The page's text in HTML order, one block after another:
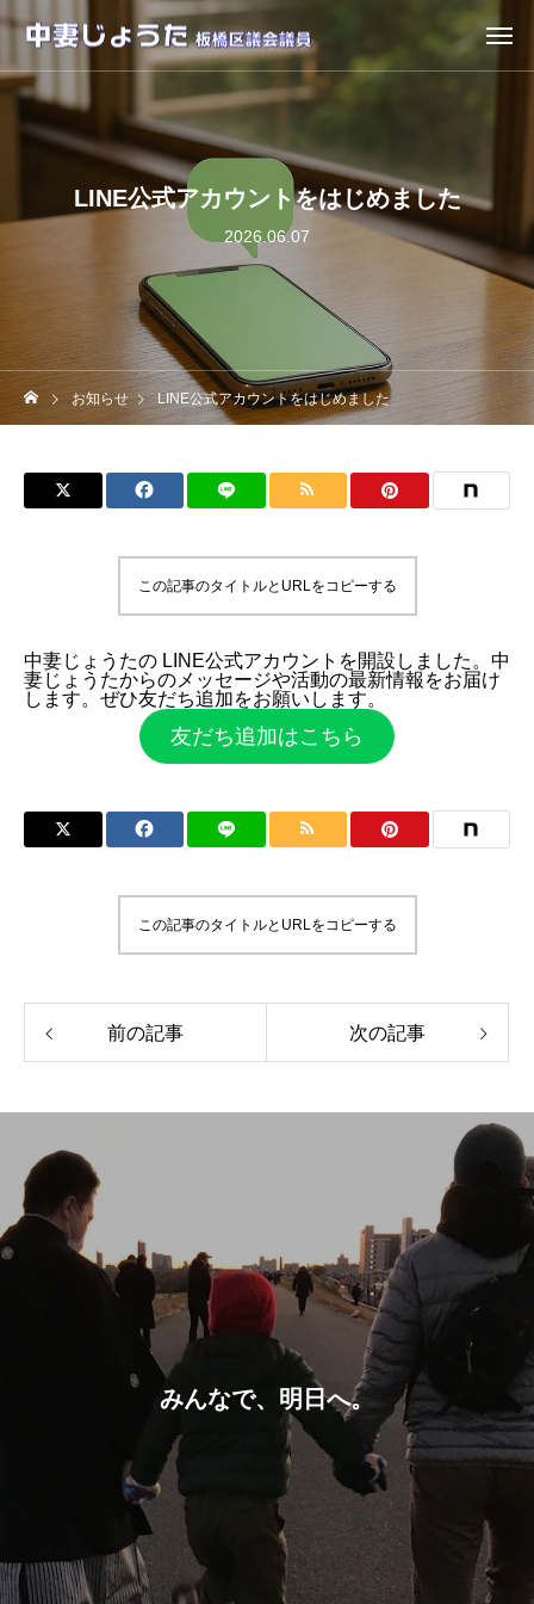
LINE公式アカウントをはじめました
2026.06.07
お知らせ LINE公式アカウントをはじめました
この記事のタイトルとURLをコピーする
中妻じょうたの LINE公式アカウントを開設しました。中
妻じょうたからのメッセージや活動の最新情報をお届け
します。ぜひ友だち追加をお願いします。
友だち追加はこちら
この記事のタイトルとURLをコピーする
前の記事 次の記事
みんなで、明日へ。